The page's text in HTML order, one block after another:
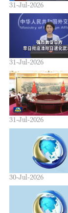
31-Jul-2026
31-Jul-2026
31-Jul-2026
30-Jul-2026